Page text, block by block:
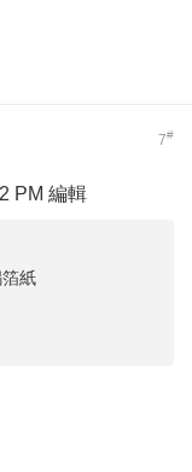
7#
PM 編輯
紙